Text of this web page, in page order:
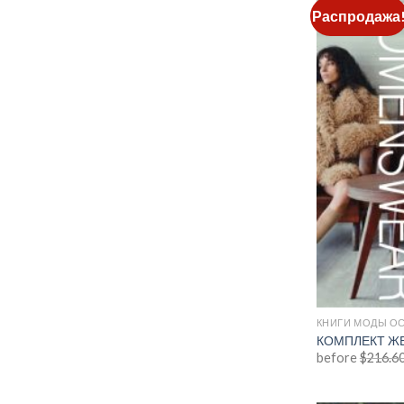
КНИГИ МОДЫ
КОМПЛЕКТ
before$